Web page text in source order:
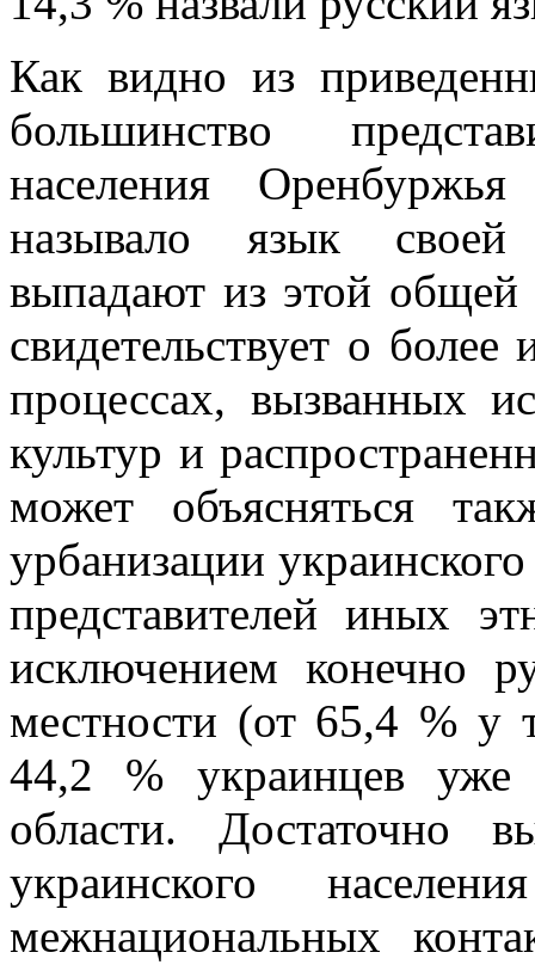
Как видно из
большинство
населения
называло язык своей
выпадают из этой общей
свидетельствует о
процессах, вызванных
культур и
может объясняться
урбанизации
представителей иных
исключением конечно
местности (от 65,4 % у
44,2 % украинцев
области. Достаточно
украинского
межнациональных